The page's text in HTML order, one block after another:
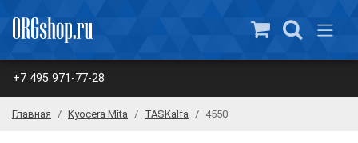
+7 495 971-77-28
Главная Kyocera Mita TASKalfa 4550